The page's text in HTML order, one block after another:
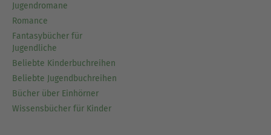
Jugendromane
Romance
Fantasybücher für
Jugendliche
Beliebte Kinderbuchreihen
Beliebte Jugendbuchreihen
Bücher über Einhörner
Wissensbücher für Kinder